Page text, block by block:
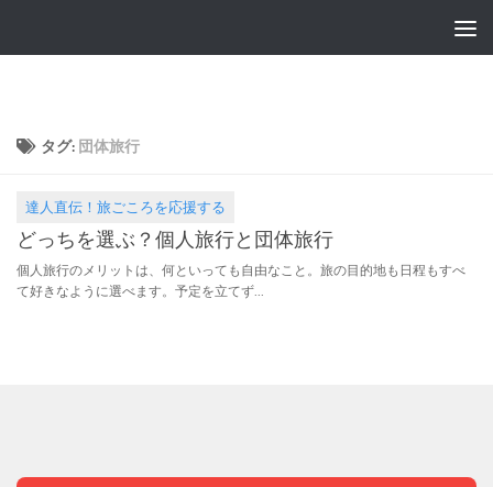
タグ: 団体旅行
達人直伝！旅ごころを応援する
2016.07.17
どっちを選ぶ？個人旅行と団体旅行
個人旅行のメリットは、何といっても自由なこと。旅の目的地も日程もすべ
て好きなように選べます。予定を立てず...